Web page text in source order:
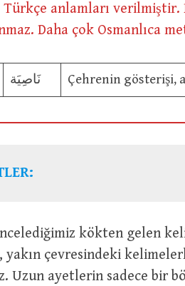
Türkçe anlamları
Daha çok Osmanlıca
نَاصِيَة Çehrenin gösterişi,
kökten gelen
yakın çevresindeki
Uzun ayetlerin sadece bir